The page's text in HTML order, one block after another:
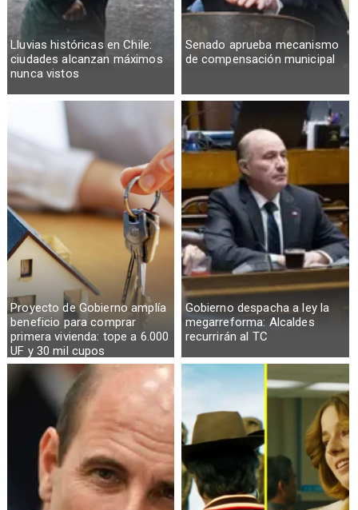
Lluvias históricas en Chile:
ciudades alcanzan máximos
nunca vistos
Senado aprueba mecanismo
de compensación municipal
Proyecto de Gobierno amplía
beneficio para comprar
primera vivienda: tope a 6.000
UF y 30 mil cupos
Gobierno despacha a ley la
megarreforma: Alcaldes
recurrirán al TC